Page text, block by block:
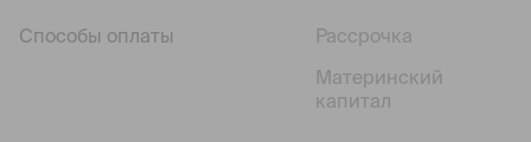
Способы оплаты
Рассрочка
Материнский
капитал